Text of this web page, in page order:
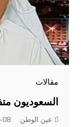
مقالات
السعوديون
عين الوطن 08